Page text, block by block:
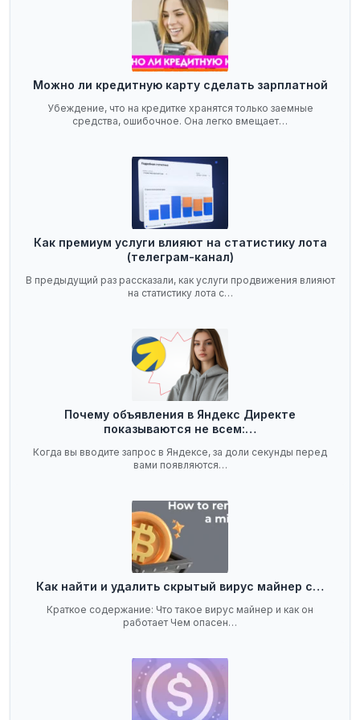
Можно ли кредитную карту сделать зарплатной
Убеждение, что на кредитке хранятся только заемные
средства, ошибочное. Она легко вмещает…
Как премиум услуги влияют на статистику лота
(телеграм-канал)
В предыдущий раз рассказали, как услуги продвижения влияют
на статистику лота с…
Почему объявления в Яндекс Директе
показываются не всем:…
Когда вы вводите запрос в Яндексе, за доли секунды перед
вами появляются…
Как найти и удалить скрытый вирус майнер с…
Краткое содержание: Что такое вирус майнер и как он
работает Чем опасен…